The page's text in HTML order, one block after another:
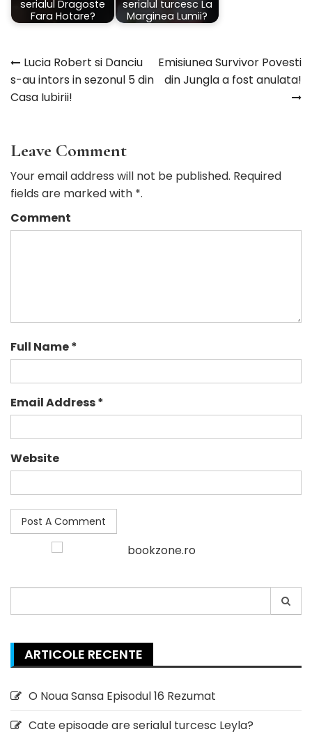
serialul Dragoste
Fara Hotare?
serialul turcesc La
Marginea Lumii?
Navigare
în
Lucia Robert si Danciu
s-au intors in sezonul 5 din
Casa Iubirii!
Emisiunea Survivor Povesti
din Jungla a fost anulata!
Leave Comment
Your email address will not be published. Required
fields are marked with *.
Comment
Full Name *
Email Address *
Website
for:
ARTICOLE RECENTE
O Noua Sansa Episodul 16 Rezumat
Cate episoade are serialul turcesc Leyla?